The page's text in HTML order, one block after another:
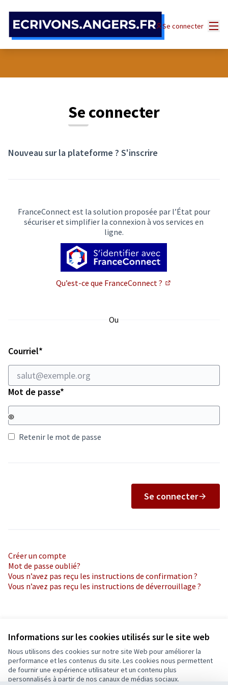
Informations sur les cookies utilisés sur le site web
Nous utilisons des cookies sur notre site Web pour améliorer la
performance et les contenus du site. Les cookies nous permettent
de fournir une expérience utilisateur et un contenu plus
personnalisés à partir de nos canaux de médias sociaux.
Se connecter
Se connecter
Nouveau sur la plateforme ? S'inscrire
FranceConnect est la solution proposée par l’État pour
sécuriser et simplifier la connexion à vos services en
ligne.
Qu’est-ce que FranceConnect ?
Ou
Courriel*
Mot de passe*
Retenir le mot de passe
Se connecter
Créer un compte
Mot de passe oublié?
Vous n’avez pas reçu les instructions de confirmation ?
Vous n’avez pas reçu les instructions de déverrouillage ?
Conditions d'utilisation
Paramètres des cookies
Ecrivons Angers sur X
Ecrivons Angers sur Facebook